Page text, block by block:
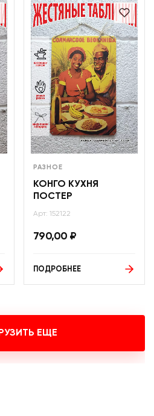
РАЗНОЕ
КОНГО КУХНЯ
ПОСТЕР
Арт: 152122
790,00 ₽
ПОДРОБНЕЕ
ЕЩЕ